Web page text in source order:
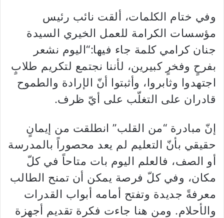
وفي ختام الكلمات، ألقت نائب رئيس
مؤسسات الكرامة للعمل الخيري السيدة
جنان كرامي كلمة جاء فيها:“اليوم نشعر
بفرحٍ وفخرٍ كبيرين، لأننا نجتمع لتكريم طلابٍ
اجتهدوا وثابروا، وأثبتوا أنّ الإرادة والطموح
قادران على التغلّب على أيّ ظرف.
إنّ مبادرة “من القلب” انطلقت من إيمانٍ
حقيقي بأنّ التعليم لم يعد محصوراً بالمدرسة
أو الصف، فالعلم اليوم بات متاحاً في كلّ
مكان، وفي كلّ فرصة يمكن أن تمنح الطالب
معرفةً جديدة وتفتح أمامه أبواب القدرات
والأحلام. ومن هنا جاءت فكرة تقديم أجهزة